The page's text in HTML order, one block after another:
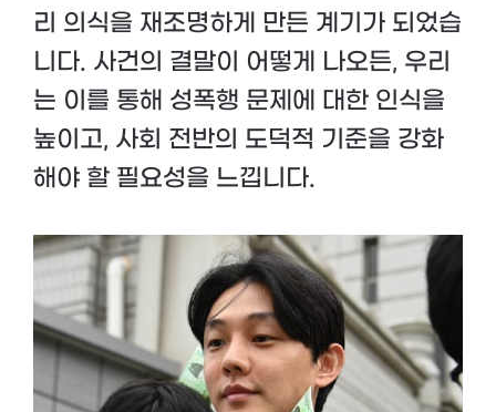
리 의식을 재조명하게 만든 계기가 되었습
니다. 사건의 결말이 어떻게 나오든, 우리
는 이를 통해 성폭행 문제에 대한 인식을
높이고, 사회 전반의 도덕적 기준을 강화
해야 할 필요성을 느낍니다.